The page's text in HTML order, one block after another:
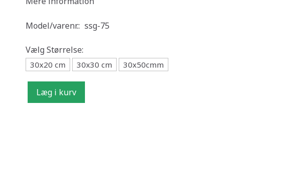
Model/varenr.: ssg-75
Vælg Størrelse:
30x20 cm 30x30 cm 30x50cmm
Læg i kurv